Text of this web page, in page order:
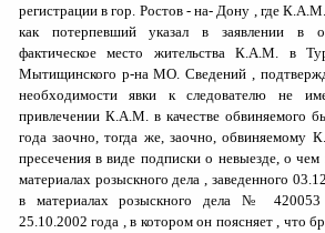
регистрации в гор. Ростов - на- Дону , где К.A.M.
как потерпевший указал в заявлении в
фактическое место жительства К.A.M. в
Мытищинского р-на МО. Сведений ,
необходимости явки к следователю не
привлечении К.A.M. в качестве обвиняемого
года заочно, тогда же, заочно, обвиняемому К.
пресечения в виде подписки о невыезде, о чем
материалах розыскного дела , заведенного
в материалах розыскного дела № 420053
25.10.2002 года , в котором он поясняет , что